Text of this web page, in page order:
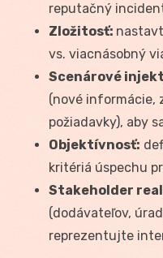
reputačný
Zložitosť:
vs. viacnásobný
Scenárové
(nové informácie,
požiadavky), aby
Objektívnosť:
kritériá úspechu
Stakeholder
(dodávateľov,
reprezentujte